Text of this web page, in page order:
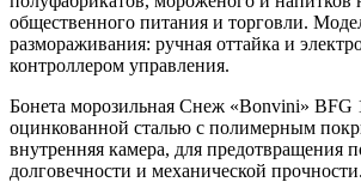
общественного питания и торговли.
размораживания: ручная оттайка и
контроллером управления.
Бонета морозильная Снеж «Bonvini» BFG
оцинкованной сталью с полимерным
внутренняя камера, для предотвращения
долговечности и механической прочности.